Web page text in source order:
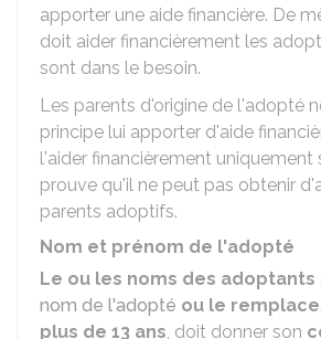
apporter une aide financière. De
doit aider financièrement les
sont dans le besoin.
Les parents d'origine de l'adopté
principe lui apporter d'aide
l'aider financièrement uniquement
prouve qu'il ne peut pas obtenir
parents adoptifs.
Nom et prénom de l'adopté
Le ou les noms des adoptants
nom de l'adopté ou le remplace
plus de 13 ans, doit donner son